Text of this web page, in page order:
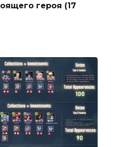
героя (17